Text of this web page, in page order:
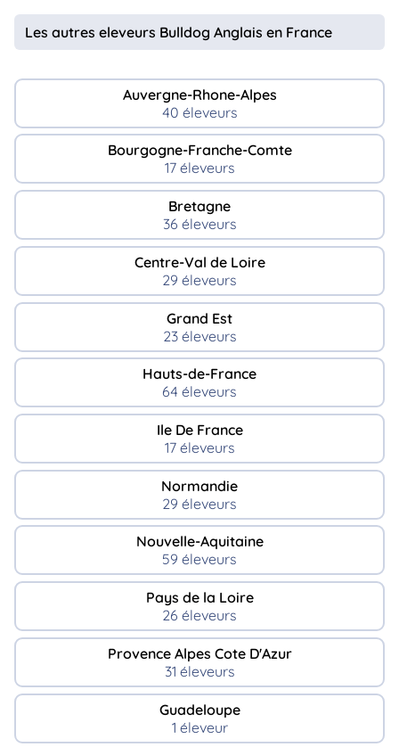
Les autres eleveurs Bulldog Anglais en France
Auvergne-Rhone-Alpes
40 éleveurs
Bourgogne-Franche-Comte
17 éleveurs
Bretagne
36 éleveurs
Centre-Val de Loire
29 éleveurs
Grand Est
23 éleveurs
Hauts-de-France
64 éleveurs
Ile De France
17 éleveurs
Normandie
29 éleveurs
Nouvelle-Aquitaine
59 éleveurs
Pays de la Loire
26 éleveurs
Provence Alpes Cote D'Azur
31 éleveurs
Guadeloupe
1 éleveur